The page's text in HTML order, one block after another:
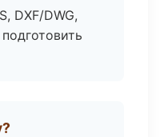
DXF/DWG,